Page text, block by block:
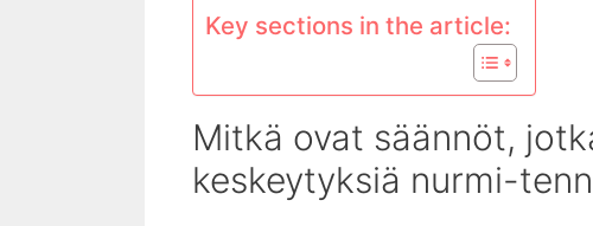
Key sections in the article:
Mitkä ovat säännöt,
keskeytyksiä nurmi-